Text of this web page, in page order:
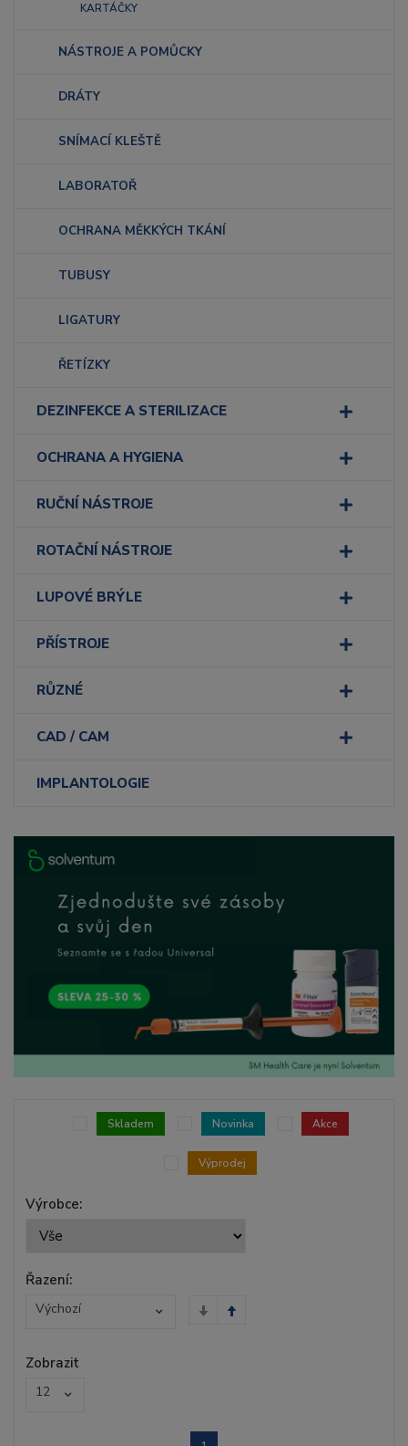
KARTÁČKY
NÁSTROJE A POMŮCKY
DRÁTY
SNÍMACÍ KLEŠTĚ
LABORATOŘ
OCHRANA MĚKKÝCH TKÁNÍ
TUBUSY
LIGATURY
ŘETÍZKY
DEZINFEKCE A STERILIZACE
OCHRANA A HYGIENA
RUČNÍ NÁSTROJE
ROTAČNÍ NÁSTROJE
LUPOVÉ BRÝLE
PŘÍSTROJE
RŮZNÉ
CAD / CAM
IMPLANTOLOGIE
Výrobce:
Skladem Novinka Akce
Výprodej
Řazení:
Výchozí
Zobrazit
12